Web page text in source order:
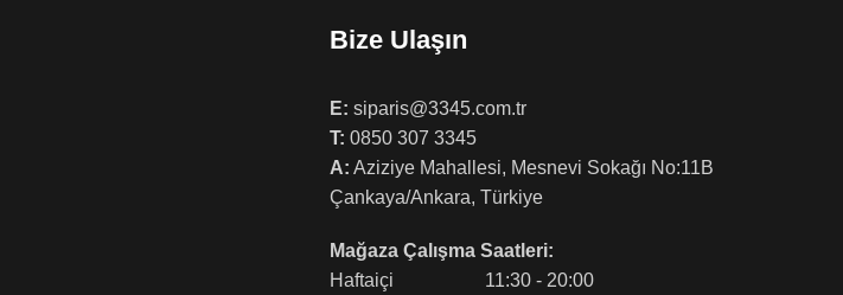
Bize Ulaşın
E: siparis@3345.com.tr
T: 0850 307 3345
A: Aziziye Mahallesi, Mesnevi Sokağı No:11B
Çankaya/Ankara, Türkiye
Mağaza Çalışma Saatleri:
Haftaiçi
11:30 - 20:00